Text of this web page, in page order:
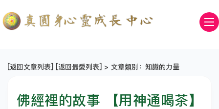
[返回文章列表] [返回最愛列表] > 文章類別：知識的力量
佛經裡的故事 【用神通喝茶】